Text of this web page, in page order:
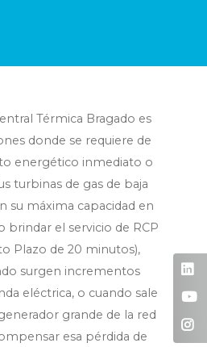
Térmica Bragado es
donde se requiere de
energético inmediato o
turbinas de gas de baja
su máxima capacidad en
brindar el servicio de RCP
Plazo de 20 minutos),
surgen incrementos
eléctrica, o cuando sale
grande de la red
esa pérdida de